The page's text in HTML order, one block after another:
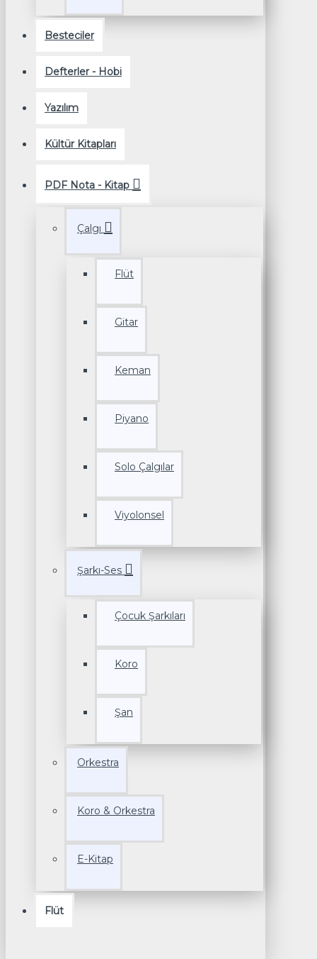
Besteciler
Defterler - Hobi
Yazılım
Kültür Kitapları
PDF Nota - Kitap
Çalgı
Flüt
Gitar
Keman
Piyano
Solo Çalgılar
Viyolonsel
Şarkı-Ses
Çocuk Şarkıları
Koro
Şan
Orkestra
Koro & Orkestra
E-Kitap
Flüt